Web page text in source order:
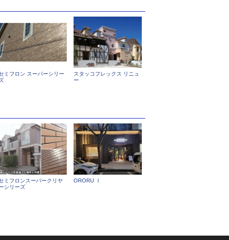
ミフロン スーパーシリー
スタッコフレックス リニュ
ー
ミフロンスーパークリヤ
シリーズ
ORORU Ⅰ